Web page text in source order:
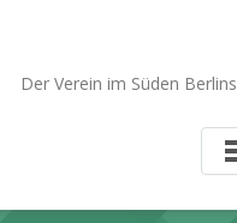
Der Verein im Süden Berlins